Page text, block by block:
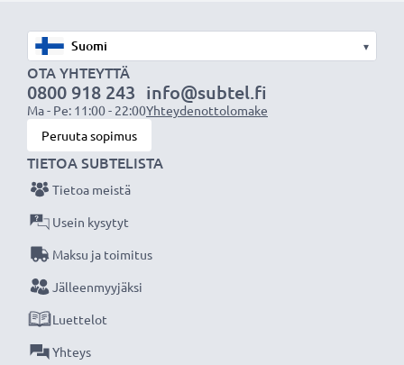
mm | Läpinäkyvyys: 99 % | HD laatu
✔ Aukot painikkeille tai sormenjälkitunnistimelle
takaavat yhteensopivuuden
✔ Aukko etukameran kohdalla säilyttää selfie-kameran
kuvanlaadun
✔ Laadukas japanilainen Asahi lasi - erittäin kova ja
ohut suojalasi, maksimaalinen kosketusherkkyys, värit
ja kirkkaus
Tekniset tiedot:
Tuotemerkki:CELLONIC
Materiaali:Karkaistu suojalasi
Väri:
▾
OTA YHTEYTTÄ
0800 918 243
Ma - Pe: 11:00 - 22:00
info@subtel.fi
Yhteydenottolomake
Peruuta sopimus
TIETOA SUBTELISTA
Tietoa meistä
Usein kysytyt
Maksu ja toimitus
Jälleenmyyjäksi
Luettelot
Yhteys